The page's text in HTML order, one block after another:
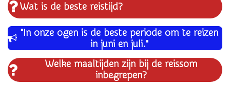
Wat is de beste reistijd?
"In onze ogen is de beste periode om te reizen
in juni en juli."
Welke maaltijden zijn bij de reissom
inbegrepen?